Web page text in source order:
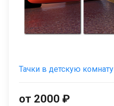
Тачки в детскую комнату
от 2000 ₽